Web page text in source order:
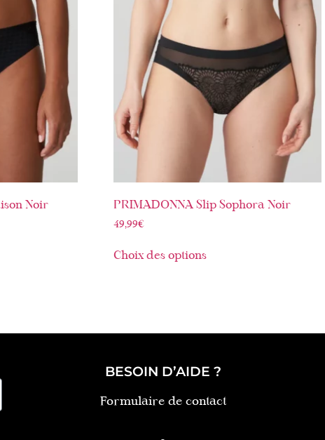
Noir PRIMADONNA Slip Sophora Noir
49,99€
Choix des options
BESOIN D’AIDE ?
Formulaire de contact